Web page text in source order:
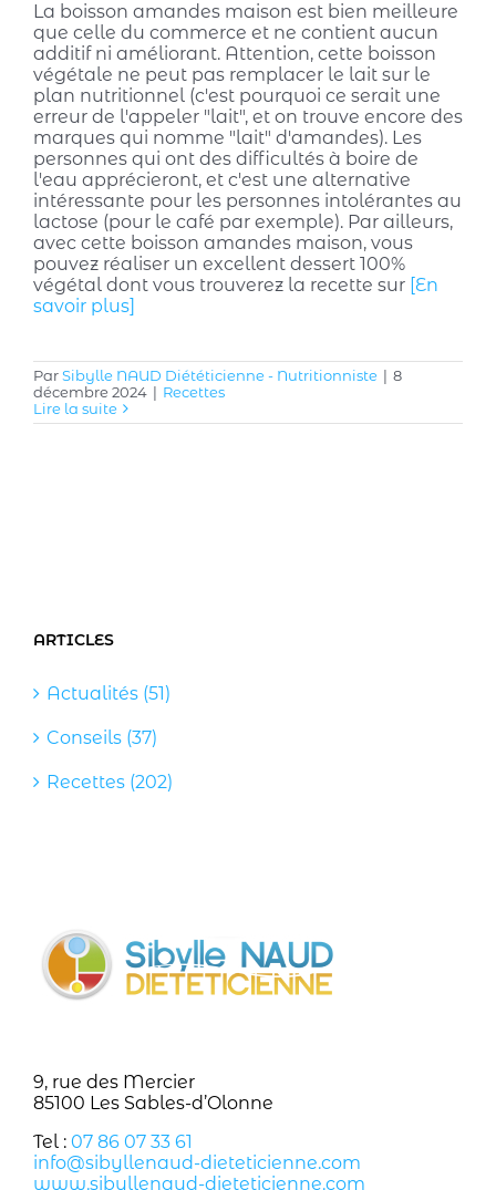
La boisson amandes maison est bien meilleure
que celle du commerce et ne contient aucun
additif ni améliorant. Attention, cette boisson
végétale ne peut pas remplacer le lait sur le
plan nutritionnel (c'est pourquoi ce serait une
erreur de l'appeler "lait", et on trouve encore des
marques qui nomme "lait" d'amandes). Les
personnes qui ont des difficultés à boire de
l'eau apprécieront, et c'est une alternative
intéressante pour les personnes intolérantes au
lactose (pour le café par exemple). Par ailleurs,
avec cette boisson amandes maison, vous
pouvez réaliser un excellent dessert 100%
végétal dont vous trouverez la recette sur [En
savoir plus]
ParSibylle NAUD Diététicienne - Nutritionniste | 8
décembre 2024 | Recettes
Lire la suite
ARTICLES
Actualités (51)
Conseils (37)
Recettes (202)
9, rue des Mercier
85100 Les Sables-d’Olonne
Tel : 07 86 07 33 61
info@sibyllenaud-dieteticienne.com
www.sibyllenaud-dieteticienne.com